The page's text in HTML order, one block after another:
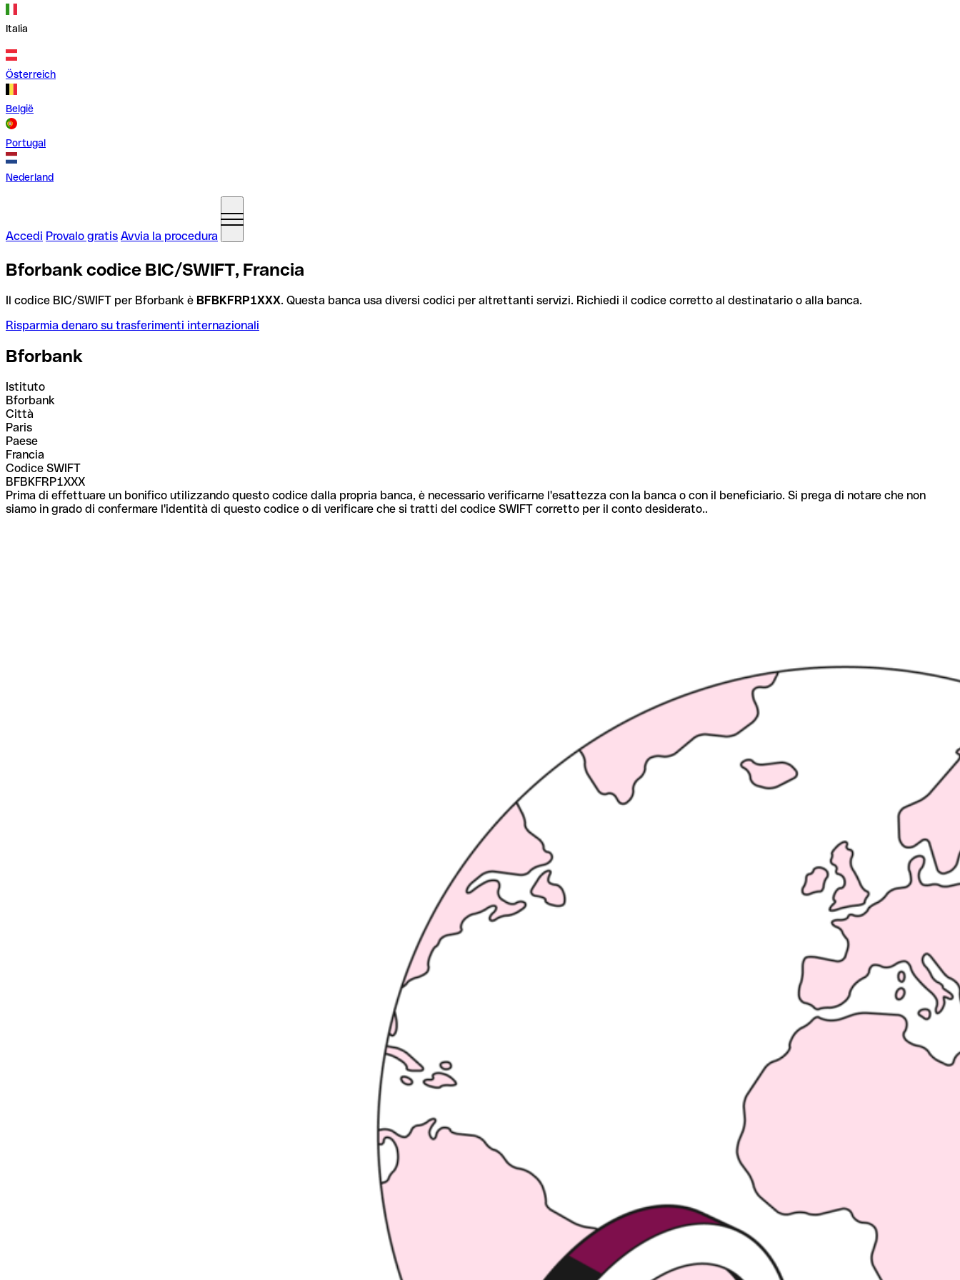
Italia
Österreich
België
Portugal
Nederland
Accedi Provalo gratis Avvia la procedura
Bforbank codice BIC/SWIFT, Francia
Il codice BIC/SWIFT per Bforbank è BFBKFRP1XXX. Questa banca usa diversi codici per altrettanti servizi. Richiedi il codice corretto al destinatario o alla banca.
Risparmia denaro su trasferimenti internazionali
Bforbank
Istituto
Bforbank
Città
Paris
Paese
Francia
Codice SWIFT
BFBKFRP1XXX
Prima di effettuare un bonifico utilizzando questo codice dalla propria banca, è necessario verificarne l'esattezza con la banca o con il beneficiario. Si prega di notare che non
siamo in grado di confermare l'identità di questo codice o di verificare che si tratti del codice SWIFT corretto per il conto desiderato..